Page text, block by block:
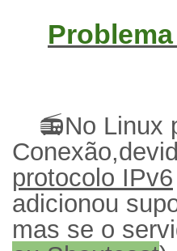
📻No Linux
protocolo IPv6
adicionou
mas se o